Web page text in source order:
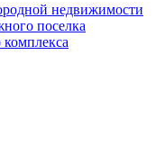
недвижимости
поселка